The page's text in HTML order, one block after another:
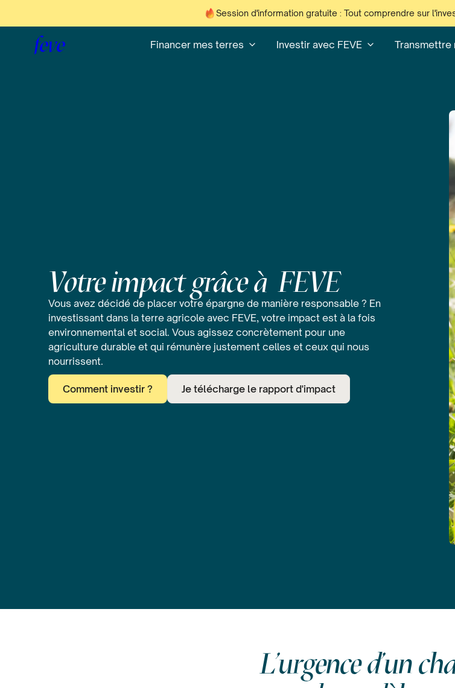
Session d'information gratuite : Tout comprendre sur
feve Financer mes terres Investir avec FEVE Transmettre
Votre impact grâce à FEVE
Vous avez décidé de placer votre épargne de manière responsable ? En
investissant dans la terre agricole avec FEVE, votre impact est à la fois
environnemental et social. Vous agissez concrètement pour une
agriculture durable et qui rémunère justement celles et ceux qui nous
nourrissent.
Comment investir ? Je télécharge le rapport d'impact
L'urgence d'un